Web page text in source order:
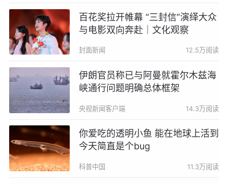
百花奖拉开帷幕 “三封信”演绎大众
与电影双向奔赴｜文化观察
封面新闻 12.5万阅读
伊朗官员称已与阿曼就霍尔木兹海
峡通行问题明确总体框架
央视新闻客户端 14.3万阅读
你爱吃的透明小鱼 能在地球上活到
今天简直是个bug
科普中国 11.3万阅读